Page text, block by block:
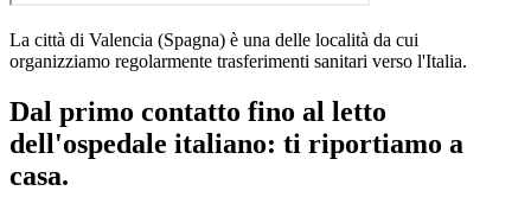
La città di Valencia (Spagna) è una delle località da cui
organizziamo regolarmente trasferimenti sanitari verso l'Italia.
Dal primo contatto fino al letto
dell'ospedale italiano: ti riportiamo a
casa.